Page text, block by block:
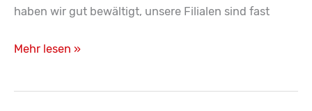
haben wir gut bewältigt, unsere Filialen sind fast
Die
ist
Mehr lesen »